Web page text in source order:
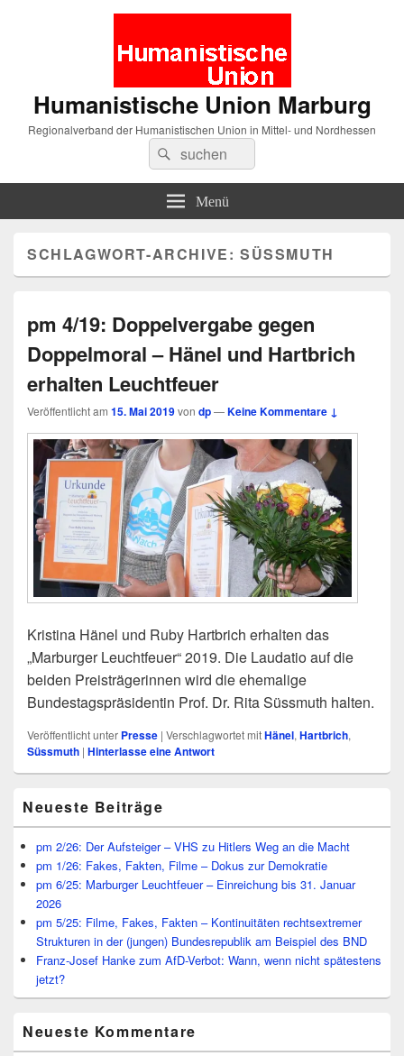
Humanistische Union Marburg
Regionalverband der Humanistischen Union in Mittel- und Nordhessen
Suche
nach:
Suchen
Menü
SCHLAGWORT-ARCHIVE:SÜSSMUTH
pm 4/19: Doppelvergabe gegen
Doppelmoral – Hänel und Hartbrich
erhalten Leuchtfeuer
Veröffentlicht am 15. Mai 2019von dp—Keine Kommentare ↓
Kristina Hänel und Ruby Hartbrich erhalten das
„Marburger Leuchtfeuer“ 2019. Die Laudatio auf die
beiden Preisträgerinnen wird die ehemalige
Bundestagspräsidentin Prof. Dr. Rita Süssmuth halten.
Veröffentlicht unter Presse | Verschlagwortet mitHänel,Hartbrich,
Süssmuth | Hinterlasse eine Antwort
Seitenleisten
Widget-
Bereich
Neueste Beiträge
pm 2/26: Der Aufsteiger – VHS zu Hitlers Weg an die Macht
pm 1/26: Fakes, Fakten, Filme – Dokus zur Demokratie
pm 6/25: Marburger Leuchtfeuer – Einreichung bis 31. Januar
2026
pm 5/25: Filme, Fakes, Fakten – Kontinuitäten rechtsextremer
Strukturen in der (jungen) Bundesrepublik am Beispiel des BND
Franz-Josef Hanke zum AfD-Verbot: Wann, wenn nicht spätestens
jetzt?
Neueste Kommentare